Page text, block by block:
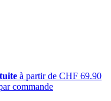
à partir de CHF 69.90
commande